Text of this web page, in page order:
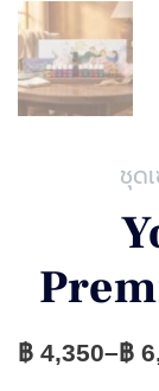
ชุด
฿ 4,350–฿
Price